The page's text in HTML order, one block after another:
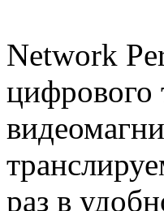
Network
цифрового
раз в